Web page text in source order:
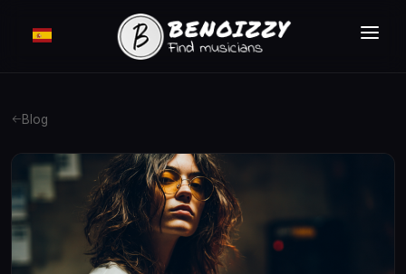
CLASIFICADOS
TARIFAS
INICIAR SESIÓN
Blog